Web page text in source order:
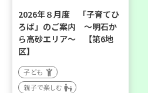
2026年８月度 「子育てひ
ろば」のご案内 ～明石か
ら高砂エリア～ 【第6地
区】
子ども
親子で楽しむ